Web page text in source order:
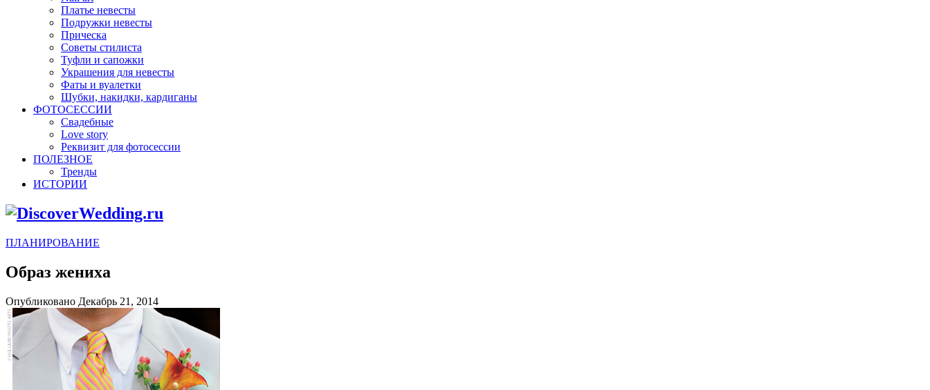
Платье невесты
Подружки невесты
Прическа
Советы стилиста
Туфли и сапожки
Украшения для невесты
Фаты и вуалетки
Шубки, накидки, кардиганы
ФОТОСЕССИИ
Свадебные
Love story
Реквизит для фотосессии
ПОЛЕЗНОЕ
Тренды
ИСТОРИИ
ПЛАНИРОВАНИЕ
Образ жениха
Опубликовано Декабрь 21, 2014